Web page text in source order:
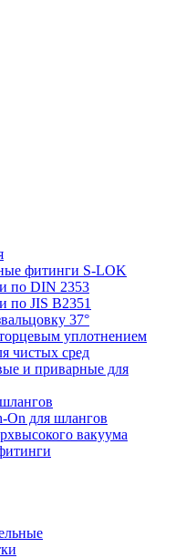
фитинги S-LOK
по DIN 2353
по JIS B2351
37°
уплотнением
чистых сред
и приварные для
On для шлангов
вакуума